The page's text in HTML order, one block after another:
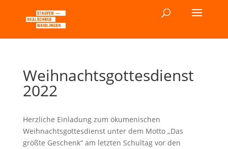
Weihnachtsgottesdienst
2022
Herzliche Einladung zum ökumenischen
Weihnachtsgottesdienst unter dem Motto „Das
größte Geschenk“ am letzten Schultag vor den